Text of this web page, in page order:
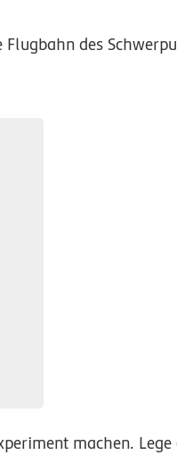
des
machen. Lege